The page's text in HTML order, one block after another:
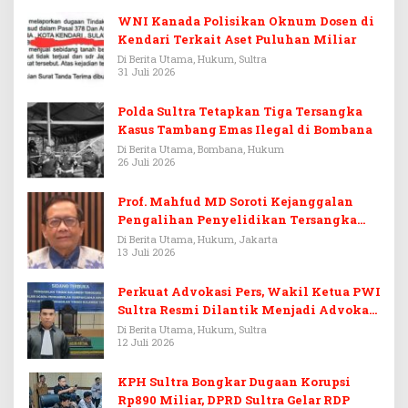
WNI Kanada Polisikan Oknum Dosen di
Kendari Terkait Aset Puluhan Miliar
Di Berita Utama, Hukum, Sultra
31 Juli 2026
Polda Sultra Tetapkan Tiga Tersangka
Kasus Tambang Emas Ilegal di Bombana
Di Berita Utama, Bombana, Hukum
26 Juli 2026
Prof. Mahfud MD Soroti Kejanggalan
Pengalihan Penyelidikan Tersangka
Febrie Adriansyah
Di Berita Utama, Hukum, Jakarta
13 Juli 2026
Perkuat Advokasi Pers, Wakil Ketua PWI
Sultra Resmi Dilantik Menjadi Advokat
PERADI
Di Berita Utama, Hukum, Sultra
12 Juli 2026
KPH Sultra Bongkar Dugaan Korupsi
Rp890 Miliar, DPRD Sultra Gelar RDP